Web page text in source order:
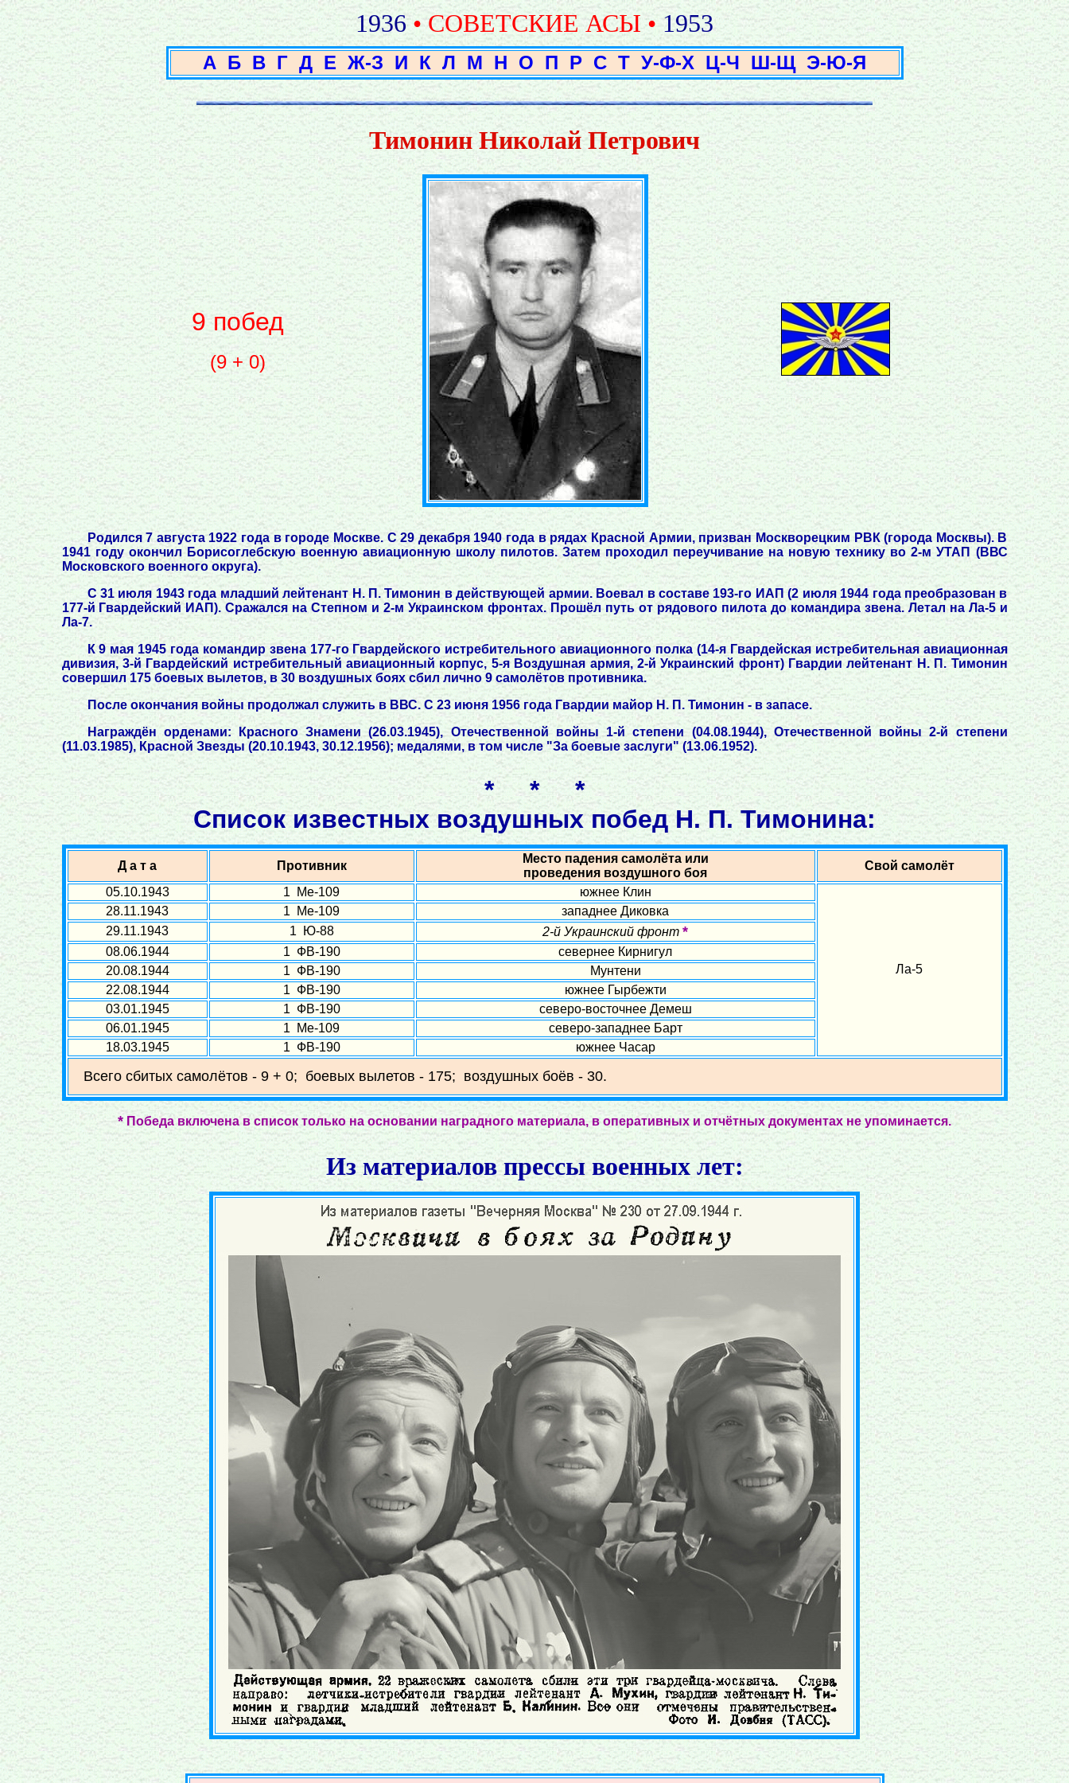
1936 • СОВЕТСКИЕ АСЫ • 1953
А Б В Г Д Е Ж-З И К Л М Н О П Р С Т У-Ф-Х Ц-Ч Ш-Щ Э-Ю-Я
Тимонин Николай Петрович
9 побед
(9 + 0)
Родился 7 августа 1922 года в городе Москве. С 29 декабря 1940 года в рядах Красной Армии, призван Москворецким РВК (города Москвы). В
1941 году окончил Борисоглебскую военную авиационную школу пилотов. Затем проходил переучивание на новую технику во 2-м УТАП (ВВС
Московского военного округа).
С 31 июля 1943 года младший лейтенант Н. П. Тимонин в действующей армии. Воевал в составе 193-го ИАП (2 июля 1944 года преобразован в
177-й Гвардейский ИАП). Сражался на Степном и 2-м Украинском фронтах. Прошёл путь от рядового пилота до командира звена. Летал на Ла-5 и
Ла-7.
К 9 мая 1945 года командир звена 177-го Гвардейского истребительного авиационного полка (14-я Гвардейская истребительная авиационная
дивизия, 3-й Гвардейский истребительный авиационный корпус, 5-я Воздушная армия, 2-й Украинский фронт) Гвардии лейтенант Н. П. Тимонин
совершил 175 боевых вылетов, в 30 воздушных боях сбил лично 9 самолётов противника.
После окончания войны продолжал служить в ВВС. С 23 июня 1956 года Гвардии майор Н. П. Тимонин - в запасе.
Награждён орденами: Красного Знамени (26.03.1945), Отечественной войны 1-й степени (04.08.1944), Отечественной войны 2-й степени
(11.03.1985), Красной Звезды (20.10.1943, 30.12.1956); медалями, в том числе "За боевые заслуги" (13.06.1952).
* * *
Список известных воздушных побед Н. П. Тимонина:
Д а т а Противник
Место падения самолёта или
проведения воздушного боя
Свой самолёт
05.10.1943
1 Ме-109 южнее Клин
Ла-5
28.11.1943 1 Ме-109
западнее Диковка
29.11.1943
1 Ю-88 2-й Украинский фронт *
08.06.1944 1 ФВ-190
севернее Кирнигул
20.08.1944
1 ФВ-190
Мунтени
22.08.1944
1 ФВ-190
южнее Гырбежти
03.01.1945
1 ФВ-190
северо-восточнее Демеш
06.01.1945
1 Ме-109
северо-западнее Барт
18.03.1945
1 ФВ-190 южнее Часар
Всего сбитых самолётов - 9 + 0; боевых вылетов - 175; воздушных боёв - 30.
* Победа включена в список только на основании наградного материала, в оперативных и отчётных документах не упоминается.
Из материалов прессы военных лет: